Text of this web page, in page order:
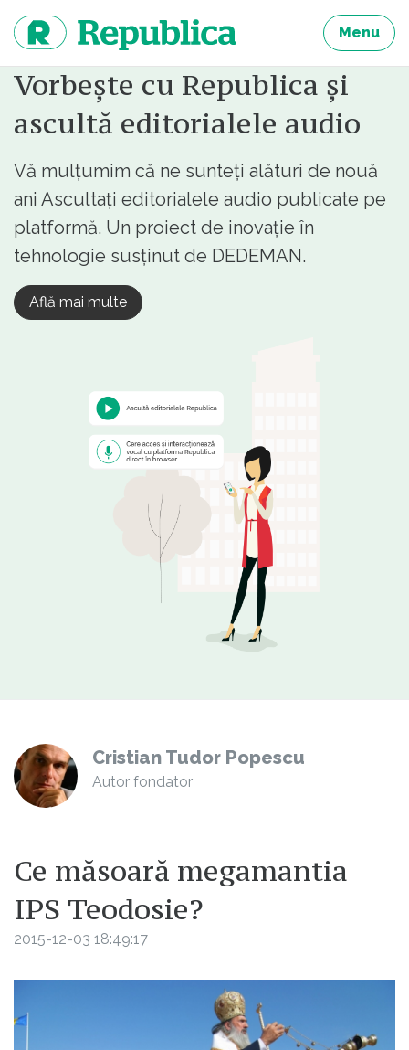
continut
Menu
Vorbește cu Republica și
ascultă editorialele audio
Vă mulțumim că ne sunteți alături de nouă
ani Ascultați editorialele audio publicate pe
platformă. Un proiect de inovație în
tehnologie susținut de DEDEMAN.
Află mai multe
Cristian Tudor Popescu
Autor fondator
Ce măsoară megamantia
IPS Teodosie?
2015-12-03 18:49:17